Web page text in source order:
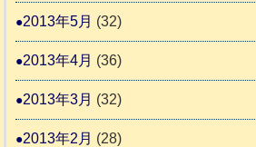
2013年5月 (32)
2013年4月 (36)
2013年3月 (32)
2013年2月 (28)